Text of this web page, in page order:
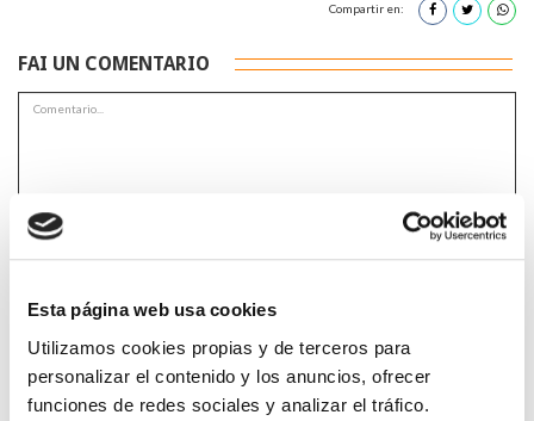
Esta página web usa cookies
Utilizamos cookies propias y de terceros para
personalizar el contenido y los anuncios, ofrecer
funciones de redes sociales y analizar el tráfico.
Compartir en:
FAI UN COMENTARIO
*Campos obrigatorios
Lin e acepto aPolítica de privacidade*